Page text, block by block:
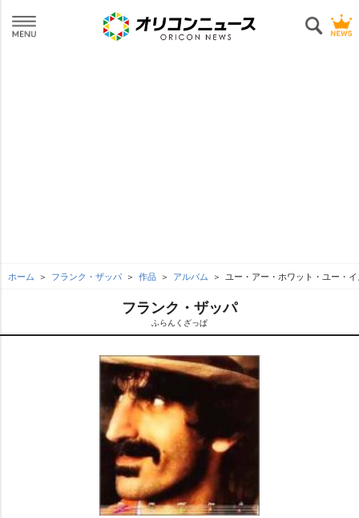
ホーム フランク・ザッパ 作品 アルバム ユー・アー・ホワット・ユー・
フランク・ザッパ
ふらんくざっぱ